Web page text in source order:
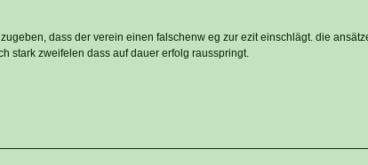
dass der verein einen falschenw eg zur ezit einschlägt. die
stark zweifelen dass auf dauer erfolg rausspringt.